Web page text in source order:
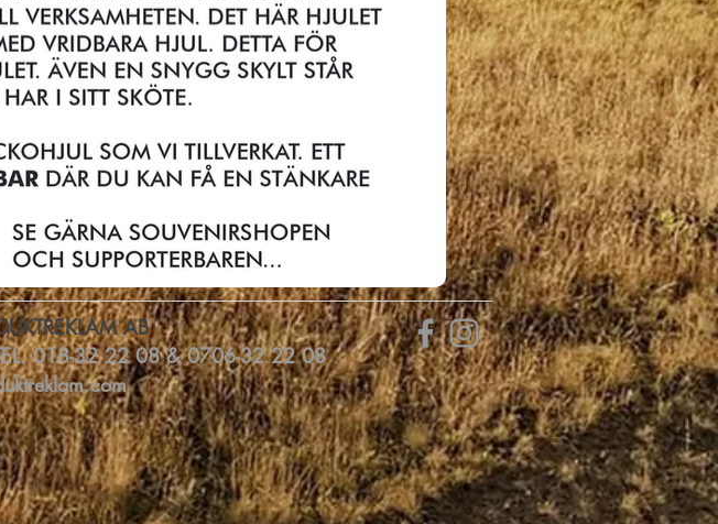
AB
018-32 22 08 & 0706-32 22 08